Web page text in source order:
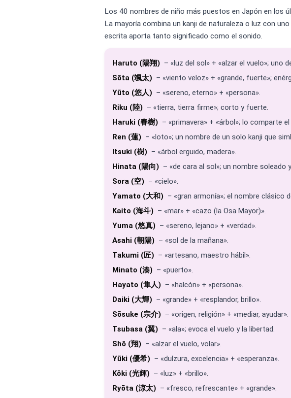
Los 40 nombres de niño más puestos en Japón en los
La mayoría combina un kanji de naturaleza o luz con
escrita aporta tanto significado como el sonido.
Haruto (陽翔) – «luz del sol» + «alzar el vuelo»; uno
Sōta (颯太) – «viento veloz» + «grande, fuerte»;
Yūto (悠人) – «sereno, eterno» + «persona».
Riku (陸) – «tierra, tierra firme»; corto y fuerte.
Haruki (春樹) – «primavera» + «árbol»; lo comparte
Ren (蓮) – «loto»; un nombre de un solo kanji que
Itsuki (樹) – «árbol erguido, madera».
Hinata (陽向) – «de cara al sol»; un nombre soleado
Sora (空) – «cielo».
Yamato (大和) – «gran armonía»; el nombre clásico
Kaito (海斗) – «mar» + «cazo (la Osa Mayor)».
Yuma (悠真) – «sereno, lejano» + «verdad».
Asahi (朝陽) – «sol de la mañana».
Takumi (匠) – «artesano, maestro hábil».
Minato (湊) – «puerto».
Hayato (隼人) – «halcón» + «persona».
Daiki (大輝) – «grande» + «resplandor, brillo».
Sōsuke (宗介) – «origen, religión» + «mediar, ayudar».
Tsubasa (翼) – «ala»; evoca el vuelo y la libertad.
Shō (翔) – «alzar el vuelo, volar».
Yūki (優希) – «dulzura, excelencia» + «esperanza».
Kōki (光輝) – «luz» + «brillo».
Ryōta (涼太) – «fresco, refrescante» + «grande».